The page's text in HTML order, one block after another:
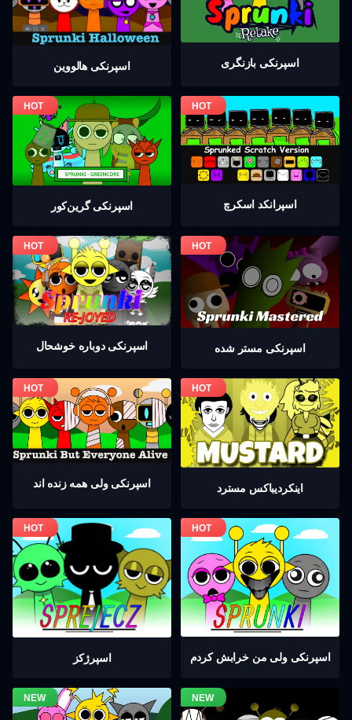
اسپرنکی هالووین اسپرنکی بازنگری
اسپرنکی گرين‌كور اسپرانکد اسکرچ
اسپرنکی دوباره خوشحال اسپرنکی مستر شده
اسپرنکی ولی همه زنده اند اینکردیباكس مسترد
اسپرژکز اسپرنکی ولی من خرابش کردم